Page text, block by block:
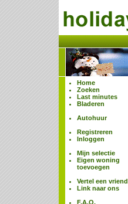
Home
Zoeken
Last minutes
Bladeren
Autohuur
Registreren
Inloggen
Mijn selectie
Eigen woning
toevoegen
Vertel een vriend
Link naar ons
F.A.Q.